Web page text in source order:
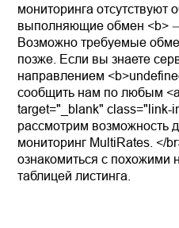
мониторинга отсутствуют
выполняющие обмен <b>
Возможно требуемые
позже. Если вы знаете
направлением
сообщить нам по любым
target="_blank" class="link-
рассмотрим возможность
мониторинг MultiRates. </
ознакомиться с похожими
таблицей листинга.